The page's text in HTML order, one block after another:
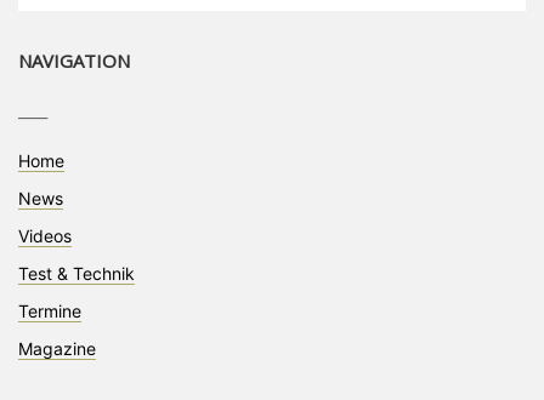
NAVIGATION
Home
News
Videos
Test & Technik
Termine
Magazine